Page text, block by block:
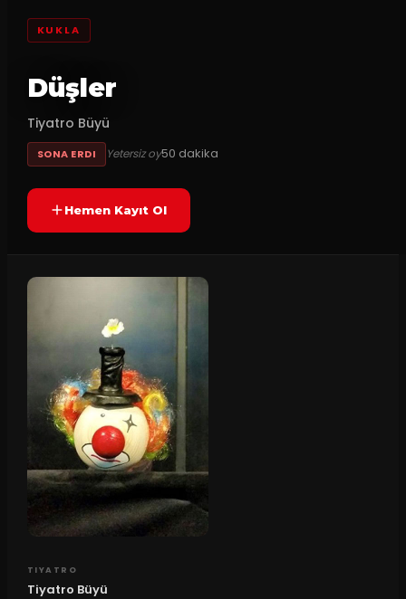
KUKLA
Düşler
Tiyatro Büyü
SONA ERDI Yetersiz oy50 dakika
Hemen Kayıt Ol
TIYATRO
Tiyatro Büyü